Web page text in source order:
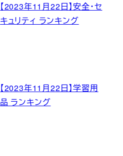
【2023年11月22日】安全・セ
キュリティ ランキング
【2023年11月22日】学習用
品 ランキング